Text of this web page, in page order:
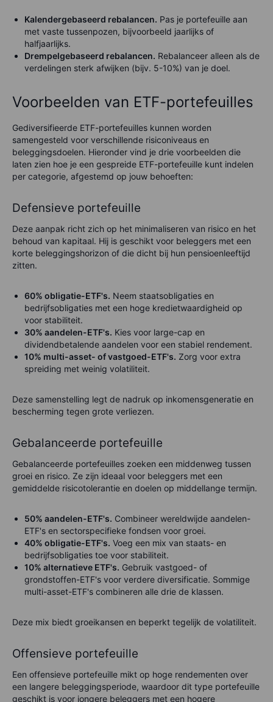
Kalendergebaseerd rebalancen. Pas je portefeuille aan
met vaste tussenpozen, bijvoorbeeld jaarlijks of
halfjaarlijks.
Drempelgebaseerd rebalancen. Rebalanceer alleen als de
verdelingen sterk afwijken (bijv. 5-10%) van je doel.
Voorbeelden van ETF-portefeuilles
Gediversifieerde ETF-portefeuilles kunnen worden
samengesteld voor verschillende risiconiveaus en
beleggingsdoelen. Hieronder vind je drie voorbeelden die
laten zien hoe je een gespreide ETF-portefeuille kunt indelen
per categorie, afgestemd op jouw behoeften:
Defensieve portefeuille
Deze aanpak richt zich op het minimaliseren van risico en het
behoud van kapitaal. Hij is geschikt voor beleggers met een
korte beleggingshorizon of die dicht bij hun pensioenleeftijd
zitten.
60% obligatie-ETF's. Neem staatsobligaties en
bedrijfsobligaties met een hoge kredietwaardigheid op
voor stabiliteit.
30% aandelen-ETF's. Kies voor large-cap en
dividendbetalende aandelen voor een stabiel rendement.
10% multi-asset- of vastgoed-ETF's. Zorg voor extra
spreiding met weinig volatiliteit.
Deze samenstelling legt de nadruk op inkomensgeneratie en
bescherming tegen grote verliezen.
Gebalanceerde portefeuille
Gebalanceerde portefeuilles zoeken een middenweg tussen
groei en risico. Ze zijn ideaal voor beleggers met een
gemiddelde risicotolerantie en doelen op middellange termijn.
50% aandelen-ETF's. Combineer wereldwijde aandelen-
ETF's en sectorspecifieke fondsen voor groei.
40% obligatie-ETF's. Voeg een mix van staats- en
bedrijfsobligaties toe voor stabiliteit.
10% alternatieve ETF's. Gebruik vastgoed- of
grondstoffen-ETF's voor verdere diversificatie. Sommige
multi-asset-ETF's combineren alle drie de klassen.
Deze mix biedt groeikansen en beperkt tegelijk de volatiliteit.
Offensieve portefeuille
Een offensieve portefeuille mikt op hoge rendementen over
een langere beleggingsperiode, waardoor dit type portefeuille
geschikt is voor jongere beleggers met een hogere